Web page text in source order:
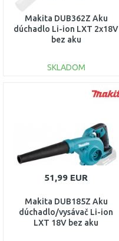
Makita DUB362Z Aku
dúchadlo Li-ion LXT 2x18V
bez aku
SKLADOM
DO KOŠÍKA
51,99 EUR
Makita DUB185Z Aku
dúchadlo/vysávač Li-ion
LXT 18V bez aku